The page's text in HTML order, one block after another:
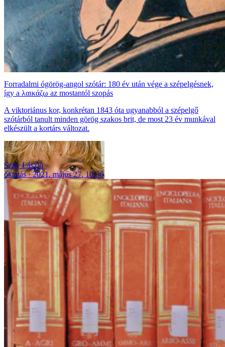
Forradalmi ógörög-angol szótár: 180 év után vége a szépelgésnek,
így a λαικάζω az mostantól szopás
A viktoriánus kor, konkrétan 1843 óta ugyanabból a szépelgő
szótárból tanult minden görög szakos brit, de most 23 év munkával
elkészült a kortárs változat.
Szily László
oktatás
2021. május 27. 10:36